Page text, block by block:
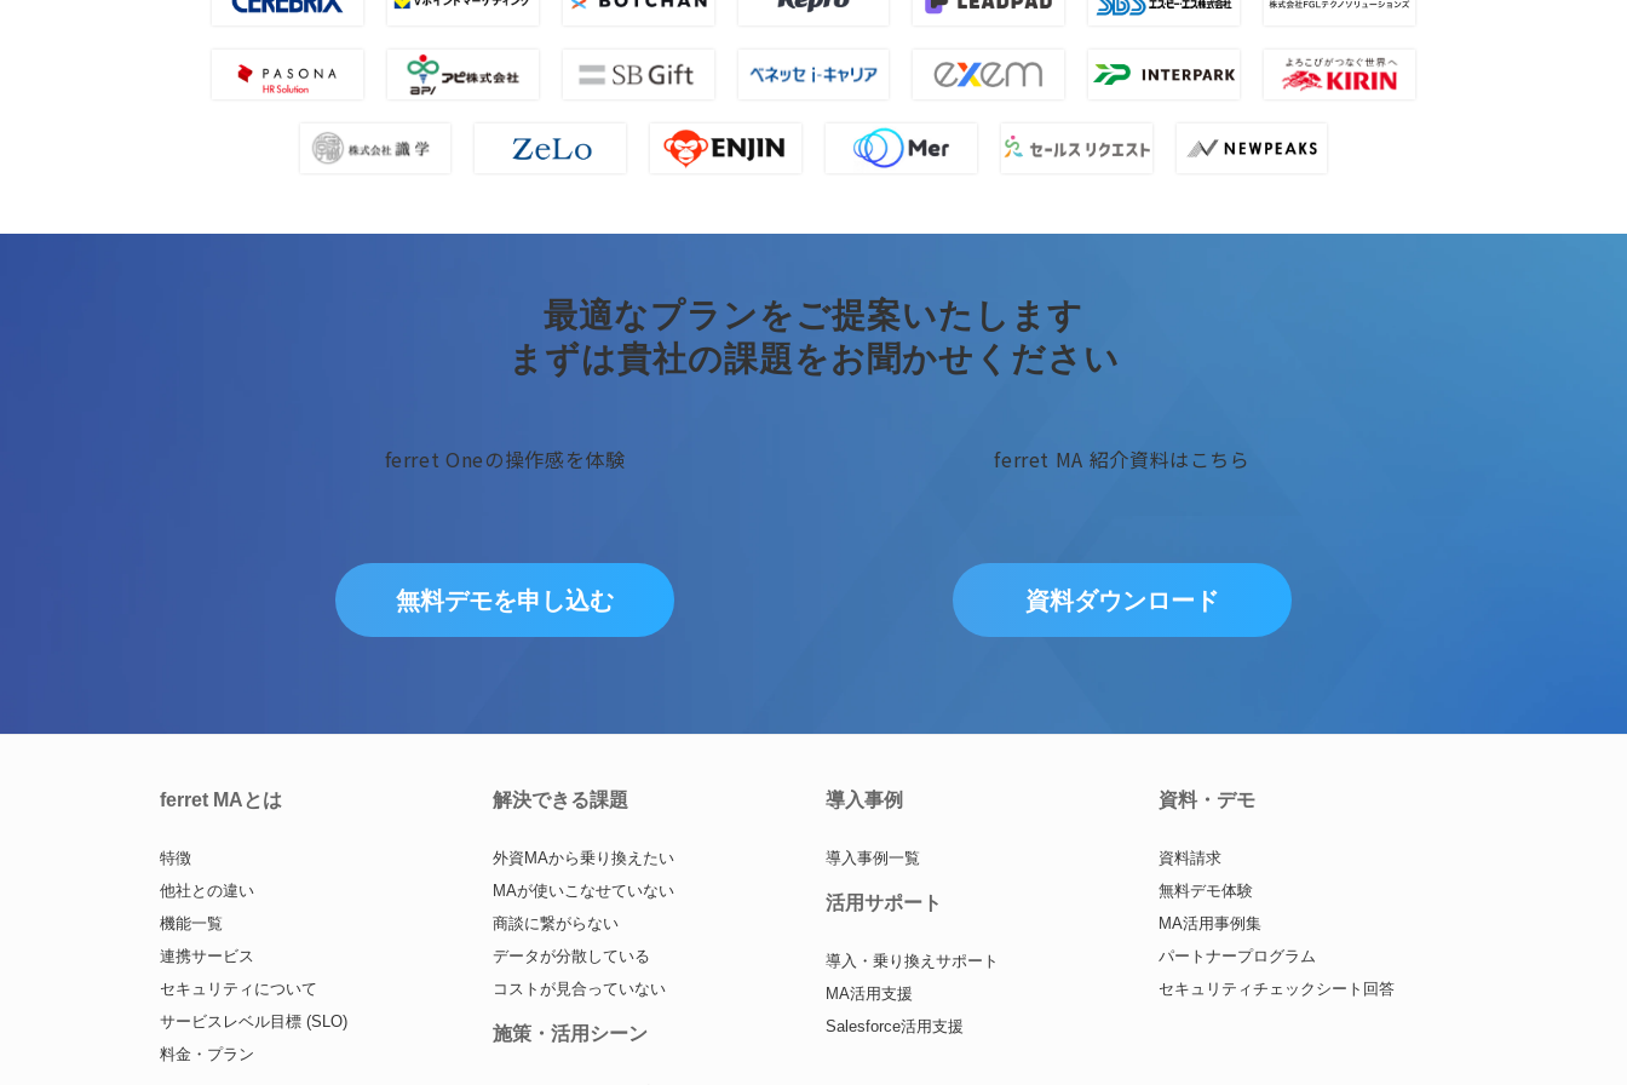
最適なプランをご提案いたします
まずは貴社の課題をお聞かせください
ferret Oneの操作感を体験
無料デモを申し込む
ferret MA 紹介資料はこちら
資料ダウンロード
ferret MAとは
特徴
他社との違い
機能一覧
連携サービス
セキュリティについて
サービスレベル目標 (SLO)
料金・プラン
解決できる課題
外資MAから乗り換えたい
MAが使いこなせていない
商談に繋がらない
データが分散している
コストが見合っていない
施策・活用シーン
導入事例
導入事例一覧
活用サポート
導入・乗り換えサポート
MA活用支援
Salesforce活用支援
資料・デモ
資料請求
無料デモ体験
MA活用事例集
パートナープログラム
セキュリティチェックシート回答